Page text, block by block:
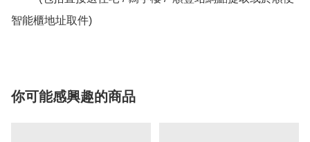
智能櫃地址取件)
你可能感興趣的商品